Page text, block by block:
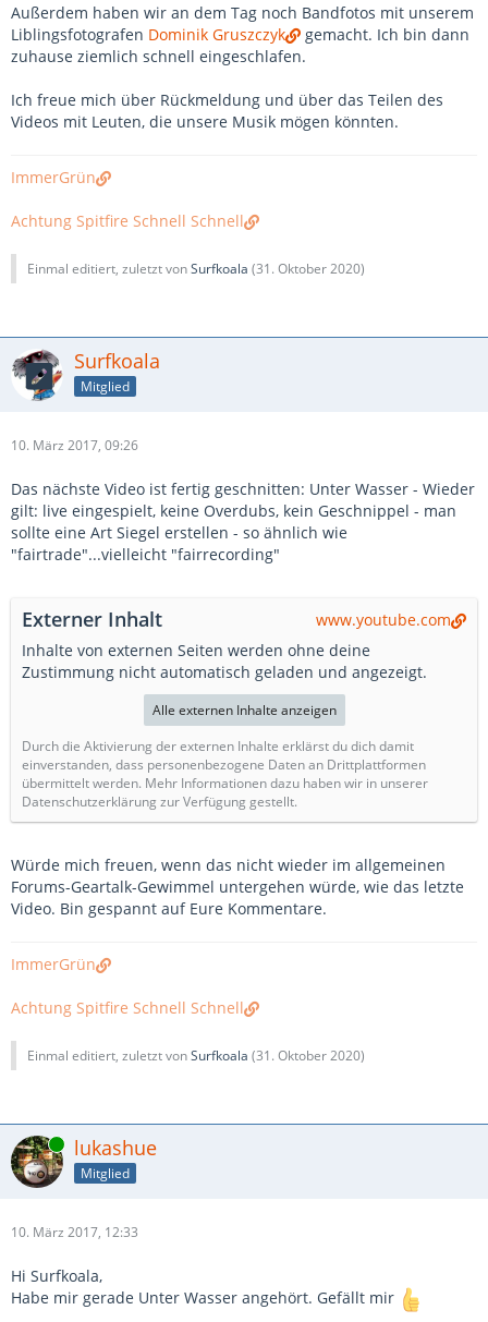
Außerdem haben wir an dem Tag noch Bandfotos mit unserem
Liblingsfotografen Dominik Gruszczyk
gemacht. Ich bin dann
zuhause ziemlich schnell eingeschlafen.
Ich freue mich über Rückmeldung und über das Teilen des
Videos mit Leuten, die unsere Musik mögen könnten.
ImmerGrün
Achtung Spitfire Schnell Schnell
Einmal editiert, zuletzt vonSurfkoala (31. Oktober 2020)
Surfkoala
Mitglied
10. März 2017, 09:26
Das nächste Video ist fertig geschnitten: Unter Wasser - Wieder
gilt: live eingespielt, keine Overdubs, kein Geschnippel - man
sollte eine Art Siegel erstellen - so ähnlich wie
"fairtrade"...vielleicht "fairrecording"
Externer Inhalt
www.youtube.com
Inhalte von externen Seiten werden ohne deine
Zustimmung nicht automatisch geladen und angezeigt.
Alle externen Inhalte anzeigen
Durch die Aktivierung der externen Inhalte erklärst du dich damit
einverstanden, dass personenbezogene Daten an Drittplattformen
übermittelt werden. Mehr Informationen dazu haben wir in unserer
Datenschutzerklärung zur Verfügung gestellt.
Würde mich freuen, wenn das nicht wieder im allgemeinen
Forums-Geartalk-Gewimmel untergehen würde, wie das letzte
Video. Bin gespannt auf Eure Kommentare.
ImmerGrün
Achtung Spitfire Schnell Schnell
Einmal editiert, zuletzt vonSurfkoala (31. Oktober 2020)
Online lukashue
Mitglied
10. März 2017, 12:33
Hi Surfkoala,
Habe mir gerade Unter Wasser angehört. Gefällt mir